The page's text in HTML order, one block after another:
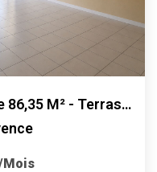
À Louer Non Meublé - T3 De 86,35 M² - Terrasse Et Parking
mois